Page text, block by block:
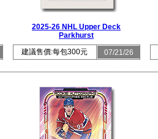
2025-26 NHL Upper Deck
Parkhurst
建議售價:每包300元
07/21/26